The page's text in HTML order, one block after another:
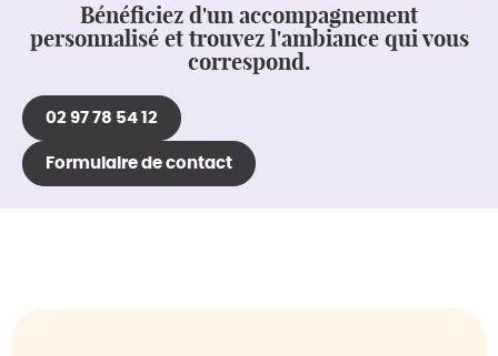
Bénéficiez d'un accompagnement
personnalisé et trouvez l'ambiance qui vous
correspond.
02 97 78 54 12
Formulaire de contact